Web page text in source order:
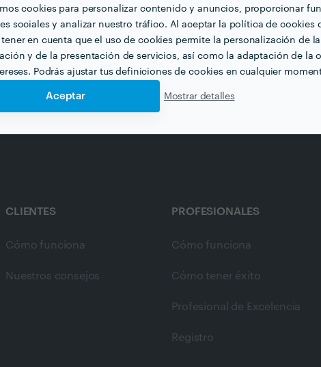
cookies para personalizar contenido y anuncios, proporcionar
sociales y analizar nuestro tráfico. Al aceptar la política de cookies
en cuenta que el uso de cookies permite la personalización de la
y de la presentación de servicios, así como la adaptación de la
Podrás ajustar tus definiciones de cookies en cualquier
Aceptar Mostrar detalles
CLIENTES
Cómo funciona
Nuestros consejos
PROFESIONALES
Cómo funciona
Cómo tener éxito
Profesional de Excelencia
Registro